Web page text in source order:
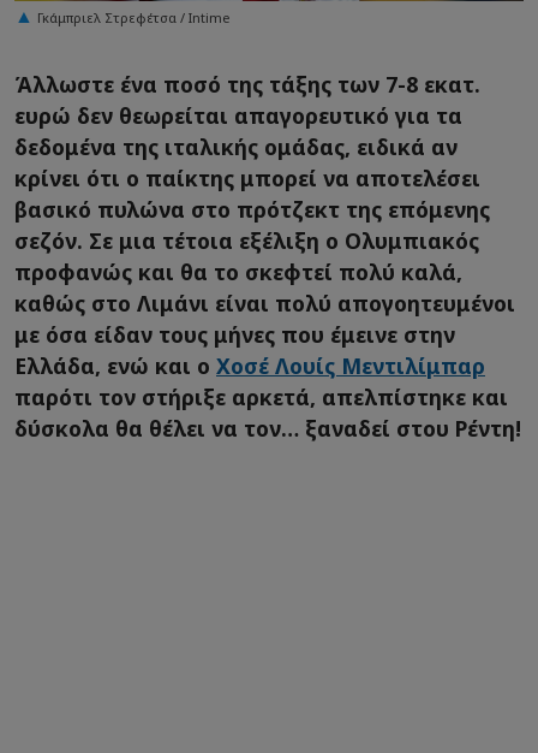
Γκάμπριελ Στρεφέτσα / Intime
Άλλωστε ένα ποσό της τάξης των 7-8 εκατ.
ευρώ δεν θεωρείται απαγορευτικό για τα
δεδομένα της ιταλικής ομάδας, ειδικά αν
κρίνει ότι ο παίκτης μπορεί να αποτελέσει
βασικό πυλώνα στο πρότζεκτ της επόμενης
σεζόν. Σε μια τέτοια εξέλιξη ο Ολυμπιακός
προφανώς και θα το σκεφτεί πολύ καλά,
καθώς στο Λιμάνι είναι πολύ απογοητευμένοι
με όσα είδαν τους μήνες που έμεινε στην
Ελλάδα, ενώ και ο Χοσέ Λουίς Μεντιλίμπαρ
παρότι τον στήριξε αρκετά, απελπίστηκε και
δύσκολα θα θέλει να τον… ξαναδεί στου Ρέντη!